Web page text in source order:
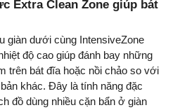
Extra Clean Zone giúp bát
giàn dưới cùng IntensiveZone
độ cao giúp đánh bay những
trên bát đĩa hoặc nồi chảo so với
khác. Đây là tính năng đặc
đồ dùng nhiều cặn bẩn ở giàn